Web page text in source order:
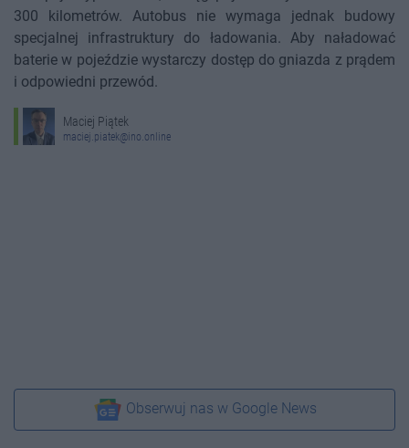
300 kilometrów. Autobus nie wymaga jednak budowy
specjalnej infrastruktury do ładowania. Aby naładować
baterie w pojeździe wystarczy dostęp do gniazda z prądem
i odpowiedni przewód.
Maciej Piątek
maciej.piatek@ino.online
Obserwuj nas w Google News